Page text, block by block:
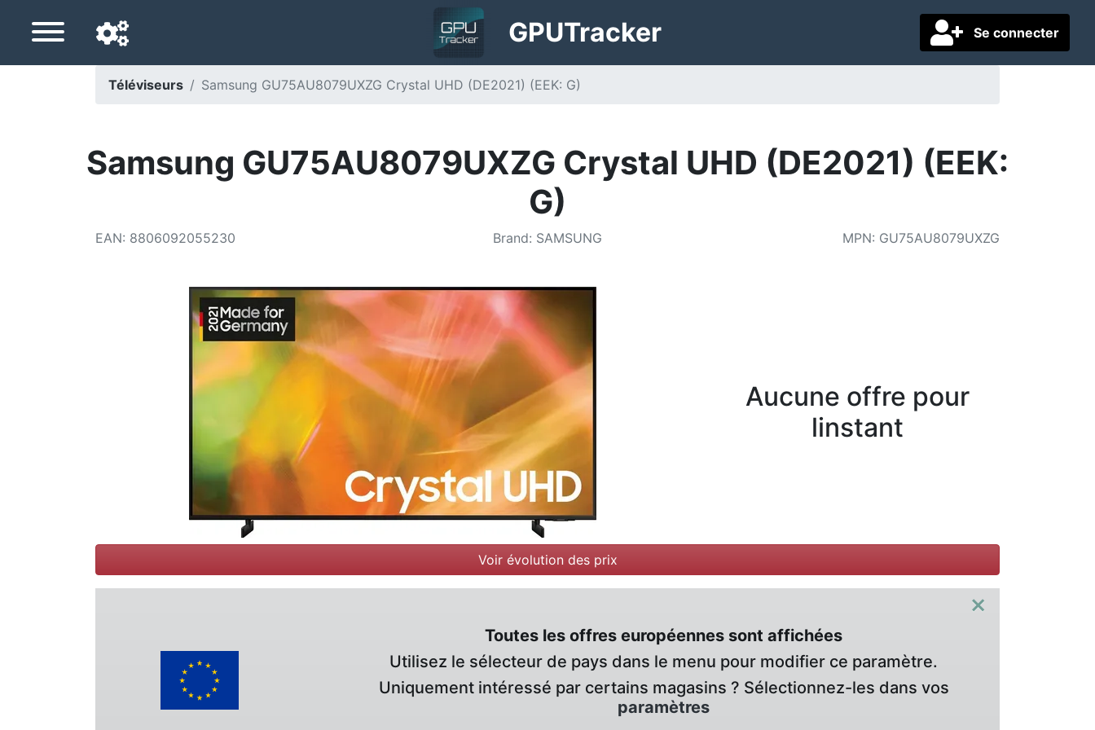
Se connecter
GPUTracker
Pays de livraison
Téléviseurs Samsung GU75AU8079UXZG Crystal UHD (DE2021) (EEK: G)
Samsung GU75AU8079UXZG Crystal UHD (DE2021) (EEK:
G)
EAN: 8806092055230 Brand: SAMSUNG MPN: GU75AU8079UXZG
Aucune offre pour
linstant
Voir évolution des prix
×
Toutes les offres européennes sont affichées
Utilisez le sélecteur de pays dans le menu pour modifier ce paramètre.
Uniquement intéressé par certains magasins ? Sélectionnez-les dans vos
paramètres